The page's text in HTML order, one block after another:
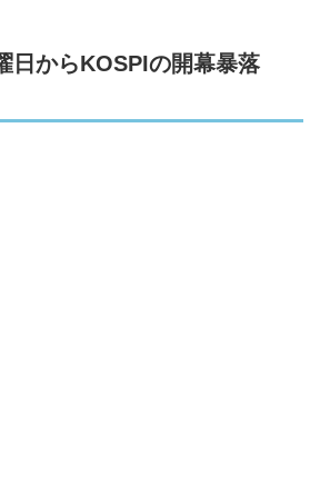
日からKOSPIの開幕暴落